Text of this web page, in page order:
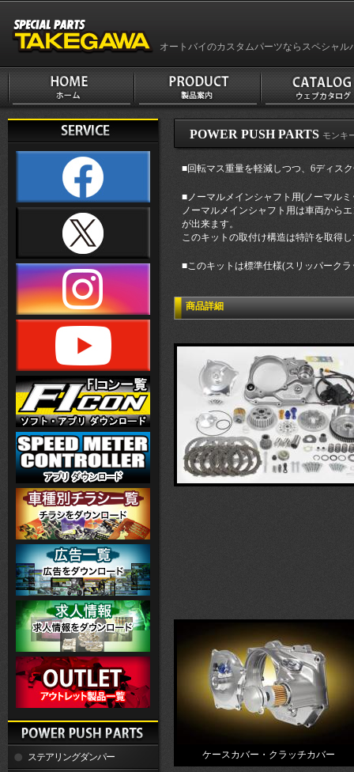
オートバイのカスタムパーツならスペシャル
ステアリングダンパー
POWER PUSH PARTS モンキ
■回転マス重量を軽減しつつ、6ディス
■ノーマルメインシャフト用(ノーマル
ノーマルメインシャフト用は車両から
が出来ます。
このキットの取付け構造は特許を取得
■このキットは標準仕様(スリッパーク
商品詳細
ケースカバー・クラッチカバー